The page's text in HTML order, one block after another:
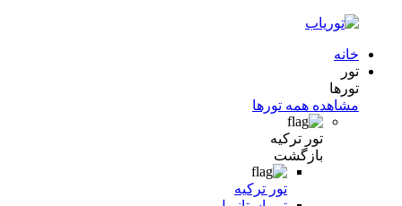
خانه
تور
تورها
مشاهده همه تورها
تور ترکیه
بازگشت
تور ترکیه